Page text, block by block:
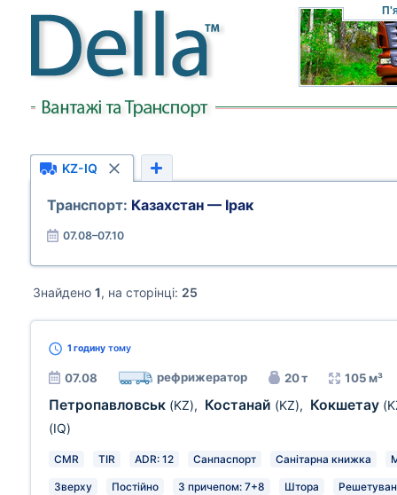
KZ-IQ
Транспорт: Казахстан — Ірак
07.08–07.10
Знайдено 1, на сторінці: 25
1 годину тому
07.08 рефрижератор 20 т 105 м³
Петропавловськ (KZ), Костанай (KZ), Кокшетау
(IQ)
CMR TIR ADR: 12 Санпаспорт Санітарна книжка
Зверху Постійно З причепом: 7+8 Штора